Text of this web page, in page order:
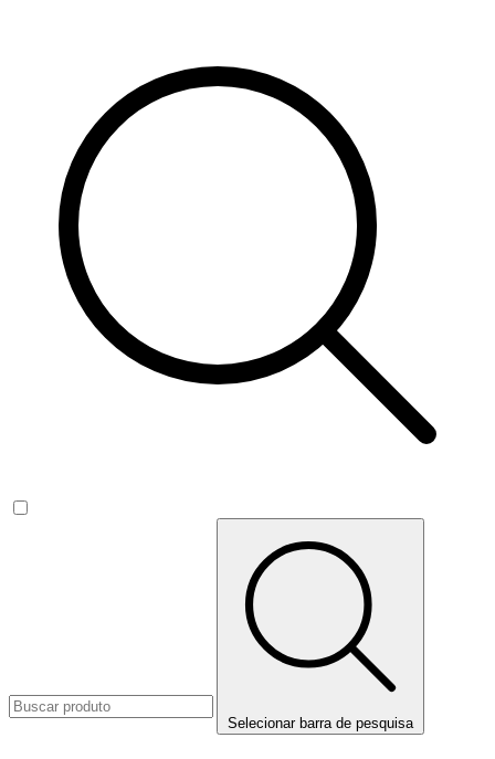
Selecionar barra de pesquisa